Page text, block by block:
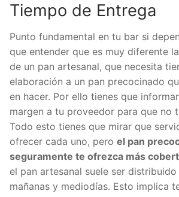
Tiempo de Entrega
Punto fundamental en tu bar si
que entender que es muy diferente
de un pan artesanal, que necesita
elaboración a un pan precocinado
en hacer. Por ello tienes que
margen a tu proveedor para que no
Todo esto tienes que mirar que
ofrecer cada uno, pero el pan
seguramente te ofrezca más
el pan artesanal suele ser
mañanas y mediodías. Esto implica